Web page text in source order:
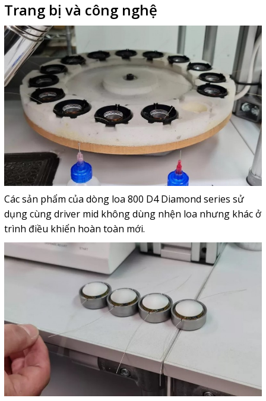
Trang bị và công nghệ
Các sản phẩm của dòng loa 800 D4 Diamond series sử
dụng cùng driver mid không dùng nhện loa nhưng khác ở
trình điều khiển hoàn toàn mới.